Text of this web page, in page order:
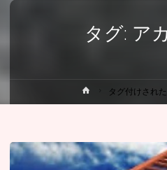
タグ: ア
ー
タグ付けされ